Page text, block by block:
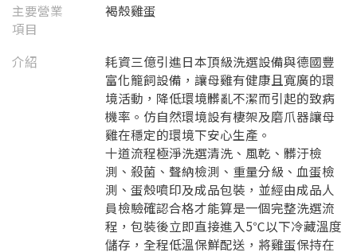
主要營業
項目
褐殼雞蛋
介紹
耗資三億引進日本頂級洗選設備與德國豐
富化籠飼設備，讓母雞有健康且寬廣的環
境活動，降低環境髒亂不潔而引起的致病
機率。仿自然環境設有棲架及磨爪器讓母
雞在穩定的環境下安心生產。
十道流程極淨洗選清洗、風乾、髒汙檢
測、殺菌、聲納檢測、重量分級、血蛋檢
測、蛋殼噴印及成品包裝，並經由成品人
員檢驗確認合格才能算是一個完整洗選流
程，包裝後立即直接進入5℃以下冷藏溫度
儲存，全程低溫保鮮配送，將雞蛋保持在
要註冊嗎？
嗨~這個 LINE 帳號還沒有註冊過，
只要驗證手機號碼就能完成註冊。
您要繼續嗎？
返回 繼續註冊
請加入LINE好友
請掃描或點擊 QR code
加入「嘉義優鮮」LINE 好友，
才能繼續註冊喔。
點擊加入 LINE 好友
返回 繼續註冊
註冊完成
註冊完成了！
開始填寫申請資料吧~
訊息
確認
您的申請資料正在等候審查中，
要申請新產品嗎？
要看申請秘笈嗎？
想知道怎麼做更容易通過審核嗎？
看看申請教學吧！
如果你已經準備好了，